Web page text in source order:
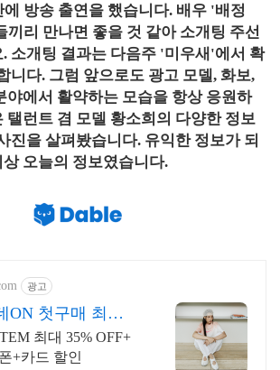
방송 출연을 했습니다. 배우 '배정
끼리 만나면 좋을 것 같아 소개팅 주선
소개팅 결과는 다음주 '미우새'에서 확
니다. 그럼 앞으로도 광고 모델, 화보,
야에서 활약하는 모습을 항상 응원하
탤런트 겸 모델 황소희의 다양한 정보
진을 살펴봤습니다. 유익한 정보가 되
오늘의 정보였습니다.
광고
ON 첫구매 최대 5
최대 35% OFF+
+카드 할인